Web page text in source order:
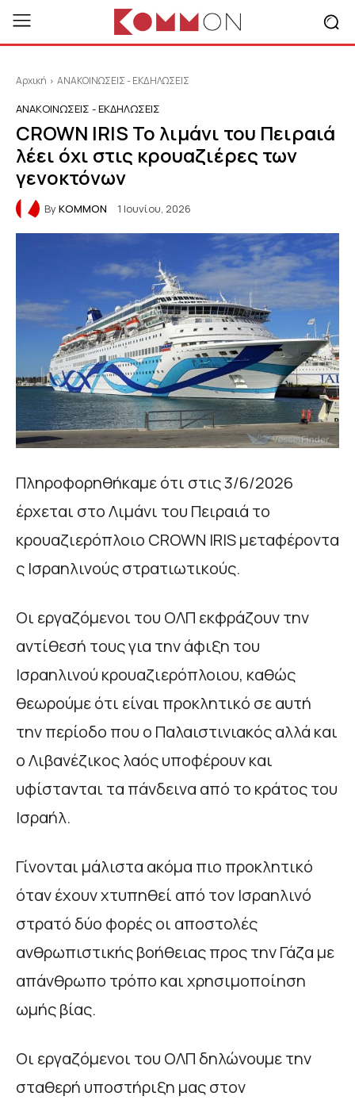
Αρχική ΑΝΑΚΟΙΝΩΣΕΙΣ - ΕΚΔΗΛΩΣΕΙΣ
ΑΝΑΚΟΙΝΩΣΕΙΣ - ΕΚΔΗΛΩΣΕΙΣ
CROWN IRIS Το λιμάνι του Πειραιά
λέει όχι στις κρουαζιέρες των
γενοκτόνων
ByKOMMON 1 Ιουνίου, 2026
Πληροφορηθήκαμε ότι στις 3/6/2026
έρχεται στο Λιμάνι του Πειραιά το
κρουαζιερόπλοιο CROWN IRIS μεταφέροντα
ς Ισραηλινούς στρατιωτικούς.
Οι εργαζόμενοι του ΟΛΠ εκφράζουν την
αντίθεσή τους για την άφιξη του
Ισραηλινού κρουαζιερόπλοιου, καθώς
θεωρούμε ότι είναι προκλητικό σε αυτή
την περίοδο που ο Παλαιστινιακός αλλά και
ο Λιβανέζικος λαός υποφέρουν και
υφίστανται τα πάνδεινα από το κράτος του
Ισραήλ.
Γίνονται μάλιστα ακόμα πιο προκλητικό
όταν έχουν χτυπηθεί από τον Ισραηλινό
στρατό δύο φορές οι αποστολές
ανθρωπιστικής βοήθειας προς την Γάζα με
απάνθρωπο τρόπο και χρησιμοποίηση
ωμής βίας.
Οι εργαζόμενοι του ΟΛΠ δηλώνουμε την
σταθερή υποστήριξη μας στον